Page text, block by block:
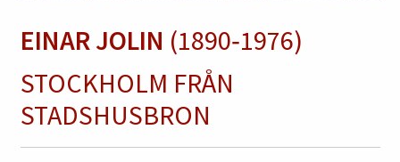
EINAR JOLIN (1890‑1976)
STOCKHOLM FRÅN
STADSHUSBRON